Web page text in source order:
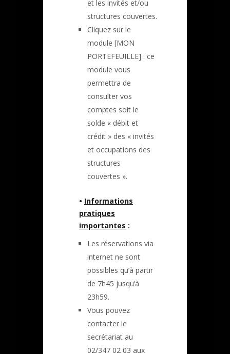
et les invités et/ou
structures couvertes.
Cliquez sur le
module [MON
PORTEFEUILLE] : ce
module vous
permettra de
consulter vos
comptes soit le
solde « débit et
crédit » des « invités
et occupations des
structures
couvertes ».
• Informations
pratiques
importantes :
Les réservations via
internet ne sont
possibles qu’à partir
de 7h45 jusqu’à
23h59.
Vous pouvez
contacter le
secrétariat au
02/347 02 03 aux